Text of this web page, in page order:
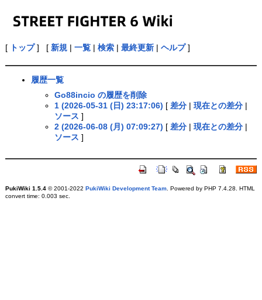
[ トップ] [ 新規| 一覧| 検索| 最終更新| ヘルプ]
履歴一覧
Go88incio の履歴を削除
1 (2026-05-31 (日) 23:17:06) [ 差分| 現在との差分|
ソース ]
2 (2026-06-08 (月) 07:09:27) [ 差分| 現在との差分|
ソース ]
PukiWiki 1.5.4© 2001-2022 PukiWiki Development Team. Powered by PHP 7.4.28. HTML
convert time: 0.003 sec.